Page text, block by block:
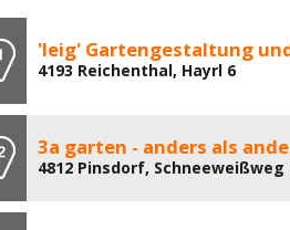
'leig' Gartengestaltung
4193 Reichenthal, Hayrl 6
3a garten - anders als
4812 Pinsdorf, Schneeweißweg